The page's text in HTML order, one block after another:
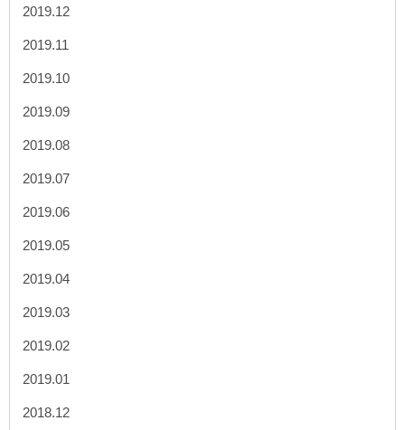
2019.12
2019.11
2019.10
2019.09
2019.08
2019.07
2019.06
2019.05
2019.04
2019.03
2019.02
2019.01
2018.12